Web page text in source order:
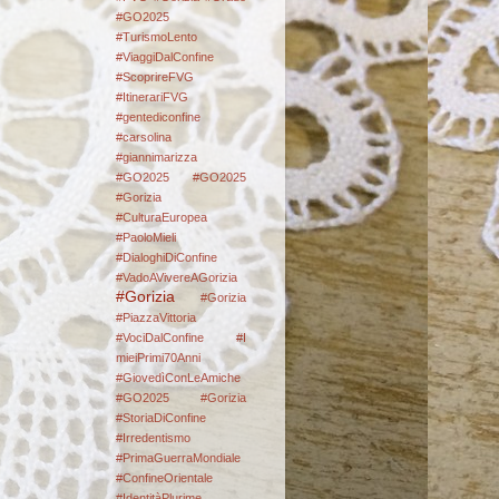
#GO2025
#TurismoLento
#ViaggiDalConfine
#ScoprireFVG
#ItinerariFVG
#gentediconfine
#carsolina
#giannimarizza
#GO2025
#GO2025
#Gorizia
#CulturaEuropea
#PaoloMieli
#DialoghiDiConfine
#VadoAVivereAGorizia
#Gorizia
#Gorizia
#PiazzaVittoria
#VociDalConfine #I
mieiPrimi70Anni
#GiovedìConLeAmiche
#GO2025
#Gorizia
#StoriaDiConfine
#Irredentismo
#PrimaGuerraMondiale
#ConfineOrientale